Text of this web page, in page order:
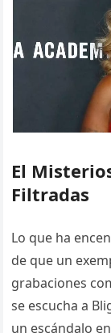
El
Filtradas
Lo que ha
de que un
grabaciones
se escucha a
un escándalo